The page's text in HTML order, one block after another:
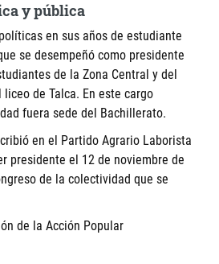
y pública
en sus años de estudiante
se desempeñó como presidente
de la Zona Central y del
de Talca. En este cargo
fuera sede del Bachillerato.
en el Partido Agrario Laborista
presidente el 12 de noviembre de
de la colectividad que se
de la Acción Popular